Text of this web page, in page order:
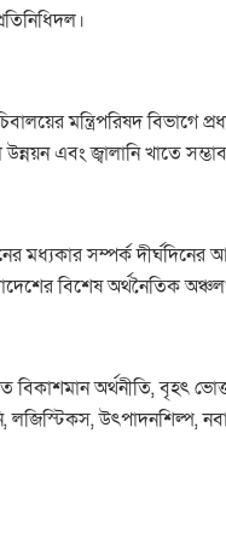
মন্ত্রিপরিষদ বিভাগে
এবং জ্বালানি খাতে
মধ্যকার সম্পর্ক
বিশেষ অর্থনৈতিক
বিকাশমান অর্থনীতি, বৃহৎ
লজিস্টিকস, উৎপাদনশিল্প,